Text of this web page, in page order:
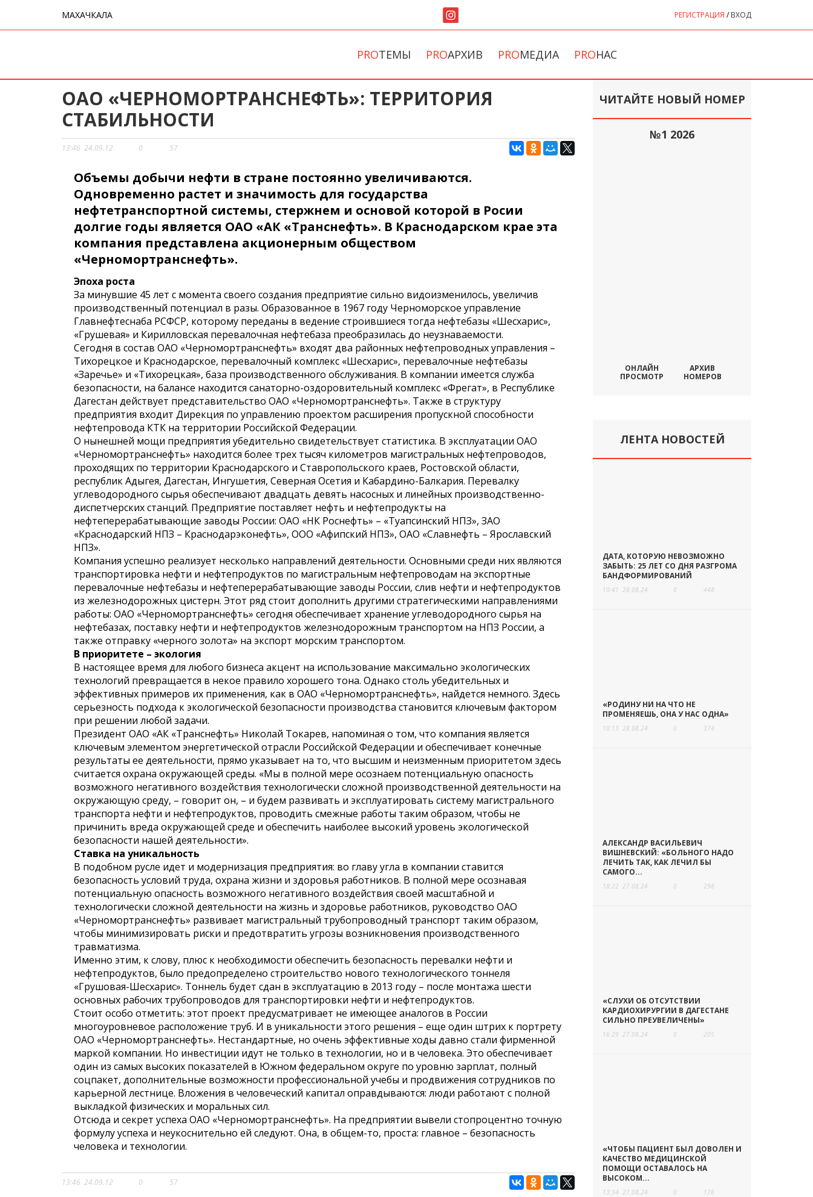
МАХАЧКАЛА РЕГИСТРАЦИЯ /ВХОД
PROТЕМЫ PROАРХИВ PROМЕДИА PROНАС
ОАО «ЧЕРНОМОРТРАНСНЕФТЬ»: ТЕРРИТОРИЯ
СТАБИЛЬНОСТИ
13:46 24.09.12 0 57
Объемы добычи нефти в стране постоянно увеличиваются.
Одновременно растет и значимость для государства
нефтетранспортной системы, стержнем и основой которой в Росии
долгие годы является ОАО «АК «Транснефть». В Краснодарском крае эта
компания представлена акционерным обществом
«Черномортранснефть».
Эпоха роста
За минувшие 45 лет с момента своего создания предприятие сильно видоизменилось, увеличив
производственный потенциал в разы. Образованное в 1967 году Черноморское управление
Главнефтеснаба РСФСР, которому переданы в ведение строившиеся тогда нефтебазы «Шесхарис»,
«Грушевая» и Кирилловская перевалочная нефтебаза преобразилась до неузнаваемости.
Сегодня в состав ОАО «Черномортранснефть» входят два районных нефтепроводных управления –
Тихорецкое и Краснодарское, перевалочный комплекс «Шесхарис», перевалочные нефтебазы
«Заречье» и «Тихорецкая», база производственного обслуживания. В компании имеется служба
безопасности, на балансе находится санаторно-оздоровительный комплекс «Фрегат», в Республике
Дагестан действует представительство ОАО «Черномортранснефть». Также в структуру
предприятия входит Дирекция по управлению проектом расширения пропускной способности
нефтепровода КТК на территории Российской Федерации.
О нынешней мощи предприятия убедительно свидетельствует статистика. В эксплуатации ОАО
«Черномортранснефть» находится более трех тысяч километров магистральных нефтепроводов,
проходящих по территории Краснодарского и Ставропольского краев, Ростовской области,
республик Адыгея, Дагестан, Ингушетия, Северная Осетия и Кабардино-Балкария. Перевалку
углеводородного сырья обеспечивают двадцать девять насосных и линейных производственно-
диспетчерских станций. Предприятие поставляет нефть и нефтепродукты на
нефтеперерабатывающие заводы России: ОАО «НК Роснефть» – «Туапсинский НПЗ», ЗАО
«Краснодарский НПЗ – Краснодарэконефть», ООО «Афипский НПЗ», ОАО «Славнефть – Ярославский
НПЗ».
Компания успешно реализует несколько направлений деятельности. Основными среди них являются
транспортировка нефти и нефтепродуктов по магистральным нефтепроводам на экспортные
перевалочные нефтебазы и нефтеперерабатывающие заводы России, слив нефти и нефтепродуктов
из железнодорожных цистерн. Этот ряд стоит дополнить другими стратегическими направлениями
работы: ОАО «Черномортранснефть» сегодня обеспечивает хранение углеводородного сырья на
нефтебазах, поставку нефти и нефтепродуктов железнодорожным транспортом на НПЗ России, а
также отправку «черного золота» на экспорт морским транспортом.
В приоритете – экология
В настоящее время для любого бизнеса акцент на использование максимально экологических
технологий превращается в некое правило хорошего тона. Однако столь убедительных и
эффективных примеров их применения, как в ОАО «Черномортранснефть», найдется немного. Здесь
серьезность подхода к экологической безопасности производства становится ключевым фактором
при решении любой задачи.
Президент ОАО «АК «Транснефть» Николай Токарев, напоминая о том, что компания является
ключевым элементом энергетической отрасли Российской Федерации и обеспечивает конечные
результаты ее деятельности, прямо указывает на то, что высшим и неизменным приоритетом здесь
считается охрана окружающей среды. «Мы в полной мере осознаем потенциальную опасность
возможного негативного воздействия технологически сложной производственной деятельности на
окружающую среду, – говорит он, – и будем развивать и эксплуатировать систему магистрального
транспорта нефти и нефтепродуктов, проводить смежные работы таким образом, чтобы не
причинить вреда окружающей среде и обеспечить наиболее высокий уровень экологической
безопасности нашей деятельности».
Ставка на уникальность
В подобном русле идет и модернизация предприятия: во главу угла в компании ставится
безопасность условий труда, охрана жизни и здоровья работников. В полной мере осознавая
потенциальную опасность возможного негативного воздействия своей масштабной и
технологически сложной деятельности на жизнь и здоровье работников, руководство ОАО
«Черномортранснефть» развивает магистральный трубопроводный транспорт таким образом,
чтобы минимизировать риски и предотвратить угрозы возникновения производственного
травматизма.
Именно этим, к слову, плюс к необходимости обеспечить безопасность перевалки нефти и
нефтепродуктов, было предопределено строительство нового технологического тоннеля
«Грушовая-Шесхарис». Тоннель будет сдан в эксплуатацию в 2013 году – после монтажа шести
основных рабочих трубопроводов для транспортировки нефти и нефтепродуктов.
Стоит особо отметить: этот проект предусматривает не имеющее аналогов в России
многоуровневое расположение труб. И в уникальности этого решения – еще один штрих к портрету
ОАО «Черномортранснефть». Нестандартные, но очень эффективные ходы давно стали фирменной
маркой компании. Но инвестиции идут не только в технологии, но и в человека. Это обеспечивает
один из самых высоких показателей в Южном федеральном округе по уровню зарплат, полный
соцпакет, дополнительные возможности профессиональной учебы и продвижения сотрудников по
карьерной лестнице. Вложения в человеческий капитал оправдываются: люди работают с полной
выкладкой физических и моральных сил.
Отсюда и секрет успеха ОАО «Черномортранснефть». На предприятии вывели стопроцентно точную
формулу успеха и неукоснительно ей следуют. Она, в общем-то, проста: главное – безопасность
человека и технологии.
13:46 24.09.12 0 57
ЧИТАЙТЕ НОВЫЙ НОМЕР
№1 2026
ОНЛАЙН
ПРОСМОТР
АРХИВ
НОМЕРОВ
ЛЕНТА НОВОСТЕЙ
ДАТА, КОТОРУЮ НЕВОЗМОЖНО
ЗАБЫТЬ: 25 ЛЕТ СО ДНЯ РАЗГРОМА
БАНДФОРМИРОВАНИЙ
10:41 28.08.24 0 448
«РОДИНУ НИ НА ЧТО НЕ
ПРОМЕНЯЕШЬ, ОНА У НАС ОДНА»
10:13 28.08.24 0 374
АЛЕКСАНДР ВАСИЛЬЕВИЧ
ВИШНЕВСКИЙ: «БОЛЬНОГО НАДО
ЛЕЧИТЬ ТАК, КАК ЛЕЧИЛ БЫ
САМОГО...
18:22 27.08.24 0 298
«СЛУХИ ОБ ОТСУТСТВИИ
КАРДИОХИРУРГИИ В ДАГЕСТАНЕ
СИЛЬНО ПРЕУВЕЛИЧЕНЫ»
16:29 27.08.24 0 205
«ЧТОБЫ ПАЦИЕНТ БЫЛ ДОВОЛЕН И
КАЧЕСТВО МЕДИЦИНСКОЙ
ПОМОЩИ ОСТАВАЛОСЬ НА
ВЫСОКОМ...
13:34 27.08.24 0 176